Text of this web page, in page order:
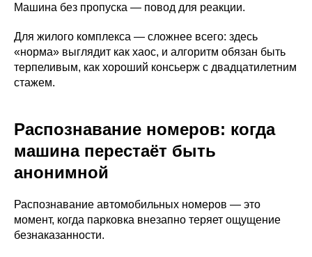
Машина без пропуска — повод для реакции.
Для жилого комплекса — сложнее всего: здесь
«норма» выглядит как хаос, и алгоритм обязан быть
терпеливым, как хороший консьерж с двадцатилетним
стажем.
Распознавание номеров: когда
машина перестаёт быть
анонимной
Распознавание автомобильных номеров — это
момент, когда парковка внезапно теряет ощущение
безнаказанности.